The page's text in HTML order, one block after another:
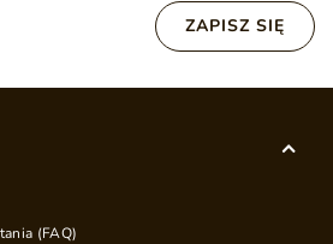
ZAPISZ SIĘ
(FAQ)